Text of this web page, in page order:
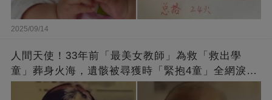
2025/09/14
人間天使！33年前「最美女教師」為救「救出學
童」葬身火海，遺骸被尋獲時「緊抱4童」全網淚
崩：真正的英雄不該被遺忘